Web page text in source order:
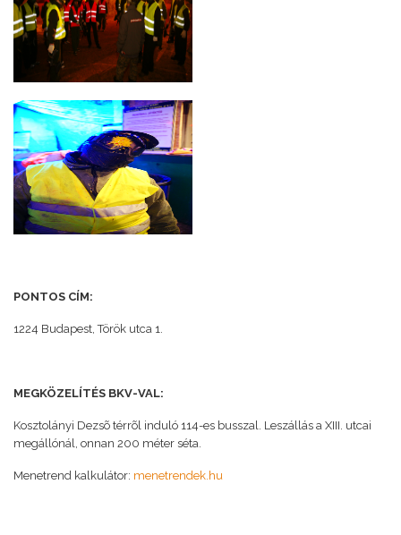
PONTOS CÍM:
1224 Budapest, Török utca 1.
MEGKÖZELÍTÉS BKV-VAL:
Kosztolányi Dezsõ térrõl induló 114-es busszal. Leszállás a XIII. utcai
megállónál, onnan 200 méter séta.
Menetrend kalkulátor: menetrendek.hu